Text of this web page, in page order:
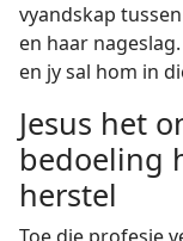
vyandskap
en haar
en jy sal hom in
Jesus het
bedoeling
herstel